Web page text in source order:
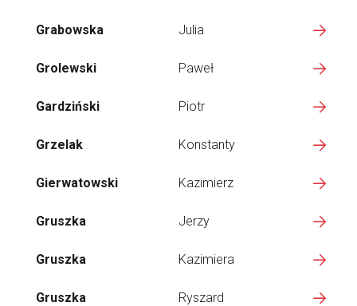
Grabowska Julia
Grolewski Paweł
Gardziński Piotr
Grzelak Konstanty
Gierwatowski Kazimierz
Gruszka Jerzy
Gruszka Kazimiera
Gruszka Ryszard